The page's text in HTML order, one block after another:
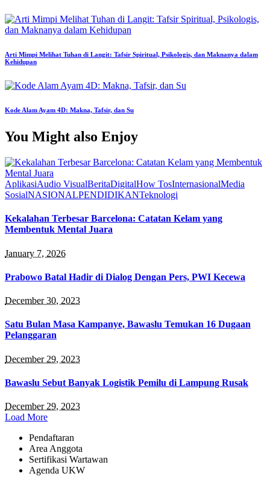
Arti Mimpi Melihat Tuhan di Langit: Tafsir Spiritual, Psikologis, dan Maknanya dalam
Kehidupan
Kode Alam Ayam 4D: Makna, Tafsir, dan Su
You Might also Enjoy
AplikasiAudio VisualBeritaDigitalHow TosInternasionalMedia
SosialNASIONALPENDIDIKANTeknologi
Kekalahan Terbesar Barcelona: Catatan Kelam yang
Membentuk Mental Juara
January 7, 2026
Prabowo Batal Hadir di Dialog Dengan Pers, PWI Kecewa
December 30, 2023
Satu Bulan Masa Kampanye, Bawaslu Temukan 16 Dugaan
Pelanggaran
December 29, 2023
Bawaslu Sebut Banyak Logistik Pemilu di Lampung Rusak
December 29, 2023
Load More
Pendaftaran
Area Anggota
Sertifikasi Wartawan
Agenda UKW